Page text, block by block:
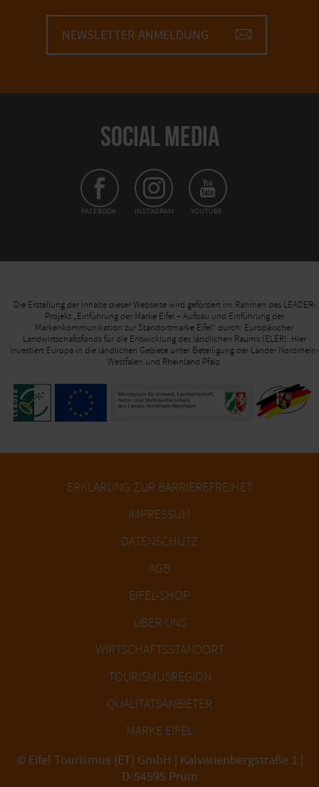
NEWSLETTER-ANMELDUNG
SOCIAL MEDIA
FACEBOOK INSTAGRAM YOUTUBE
Die Erstellung der Inhalte dieser Webseite wird gefördert im Rahmen des LEADER-
Projekt „Einführung der Marke Eifel – Aufbau und Einführung der
Markenkommunikation zur Standortmarke Eifel“ durch: Europäischer
Landwirtschaftsfonds für die Entwicklung des ländlichen Raums (ELER): Hier
investiert Europa in die ländlichen Gebiete unter Beteiligung der Länder Nordrhein-
Westfalen und Rheinland Pfalz.
ERKLÄRUNG ZUR BARRIEREFREIHET
IMPRESSUM
DATENSCHUTZ
AGB
EIFEL-SHOP
ÜBER UNS
WIRTSCHAFTSSTANDORT
TOURISMUSREGION
QUALITÄTSANBIETER
MARKE EIFEL
© Eifel Tourismus (ET) GmbH | Kalvarienbergstraße 1 |
D-54595 Prüm